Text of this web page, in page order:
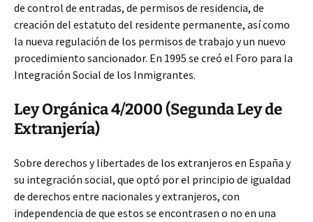
de control de entradas, de permisos de residencia, de
creación del estatuto del residente permanente, así como
la nueva regulación de los permisos de trabajo y un nuevo
procedimiento sancionador. En 1995 se creó el Foro para la
Integración Social de los Inmigrantes.
Ley Orgánica 4/2000 (Segunda Ley de
Extranjería)
Sobre derechos y libertades de los extranjeros en España y
su integración social, que optó por el principio de igualdad
de derechos entre nacionales y extranjeros, con
independencia de que estos se encontrasen o no en una